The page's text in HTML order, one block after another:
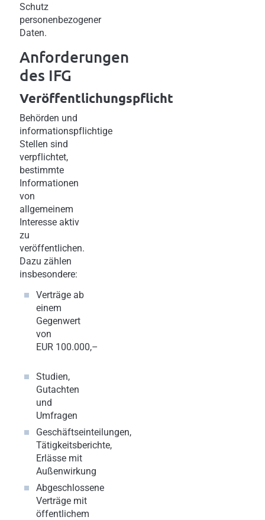
Schutz
personenbezogener
Daten.
Anforderungen
des IFG
Veröffentlichungspflicht
Behörden und
informationspflichtige
Stellen sind
verpflichtet,
bestimmte
Informationen
von
allgemeinem
Interesse aktiv
zu
veröffentlichen.
Dazu zählen
insbesondere:
Verträge ab
einem
Gegenwert
von
EUR 100.000,–
Studien,
Gutachten
und
Umfragen
Geschäftseinteilungen,
Tätigkeitsberichte,
Erlässe mit
Außenwirkung
Abgeschlossene
Verträge mit
öffentlichem